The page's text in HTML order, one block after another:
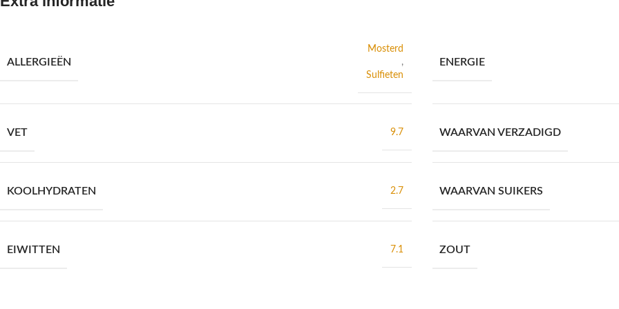
ALLERGIEËN
Mosterd
,
Sulfieten
ENERGIE
VET 9.7 WAARVAN VERZADIGD
KOOLHYDRATEN 2.7 WAARVAN SUIKERS
EIWITTEN 7.1 ZOUT